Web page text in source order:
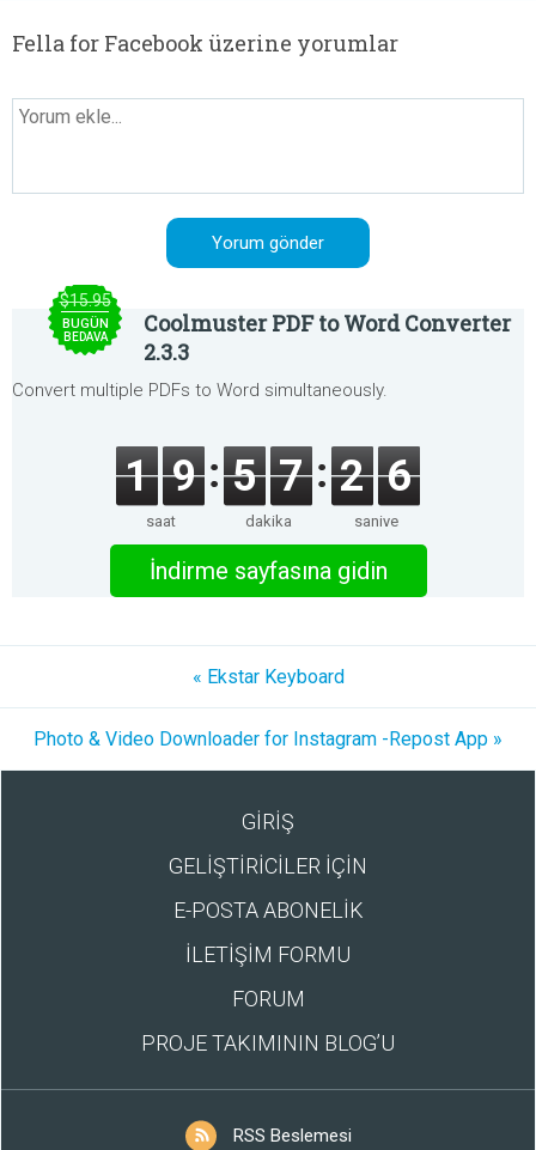
Fella for Facebook üzerine yorumlar
$15.95
BUGÜN
BEDAVA
Coolmuster PDF to Word Converter
2.3.3
Convert multiple PDFs to Word simultaneously.
1 9
saat
5 7
dakika
2 6
saniye
İndirme sayfasına gidin
« Ekstar Keyboard
Photo & Video Downloader for Instagram -Repost App »
GİRİŞ
GELİŞTİRİCİLER İÇİN
E-POSTA ABONELİK
İLETİŞİM FORMU
FORUM
PROJE TAKIMININ BLOG’U
RSS Beslemesi